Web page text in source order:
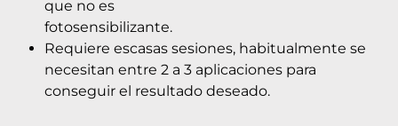
que no es
fotosensibilizante.
Requiere escasas sesiones, habitualmente se
necesitan entre 2 a 3 aplicaciones para
conseguir el resultado deseado.